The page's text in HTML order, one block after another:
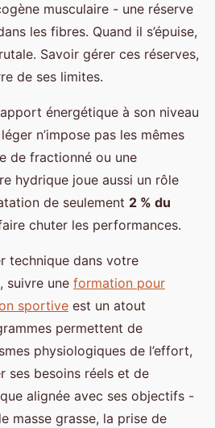
musculaire - une réserve
les fibres. Quand il s’épuise,
Savoir gérer ces réserves,
de ses limites.
énergétique à son niveau
n’impose pas les mêmes
de fractionné ou une
hydrique joue aussi un rôle
de seulement 2 % du
chuter les performances.
technique dans votre
suivre une formation pour
sportive est un atout
permettent de
physiologiques de l’effort,
ses besoins réels et de
alignée avec ses objectifs -
masse grasse, la prise de